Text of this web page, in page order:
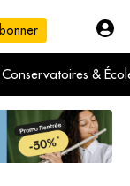
Conservatoires &